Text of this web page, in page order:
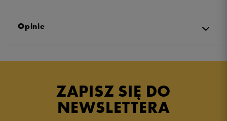
Opinie
ZAPISZ SIĘ DO
NEWSLETTERA